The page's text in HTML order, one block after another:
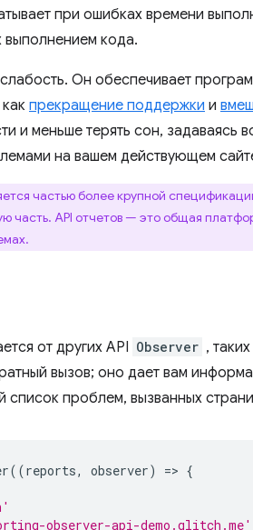
при ошибках времени
выполнением кода.
Он обеспечивает
прекращение поддержки и
и меньше терять сон, задаваясь
на вашем действующем
частью более крупной
часть. API отчетов — это общая
от других API Observer ,
вызов; оно дает вам
список проблем, вызванных
((reports, observer) => {
observer-api-demo.glitch.me'